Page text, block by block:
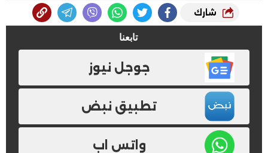
شارك
تابعنا
جوجل نيوز
تطبيق نبض
واتس اب